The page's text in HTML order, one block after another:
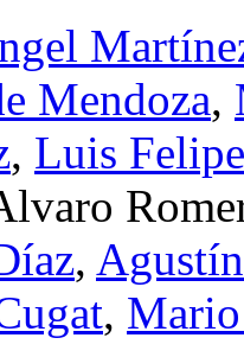
Mendoza,
, Luis
,
, Mario